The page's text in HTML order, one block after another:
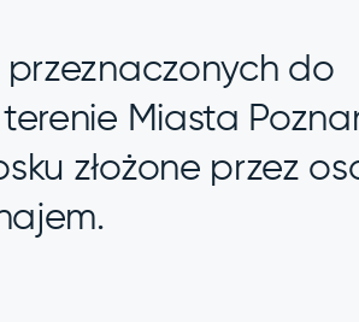
przeznaczonych do
Miasta
złożone przez